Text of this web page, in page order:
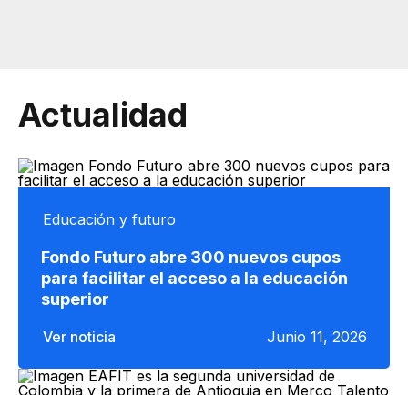
Actualidad
Educación y futuro
Fondo Futuro abre 300 nuevos cupos
para facilitar el acceso a la educación
superior
Ver noticia Junio 11, 2026